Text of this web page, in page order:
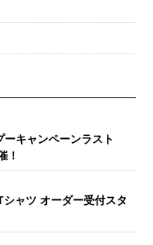
キャンペーンラスト
！
シャツ オーダー受付スタ